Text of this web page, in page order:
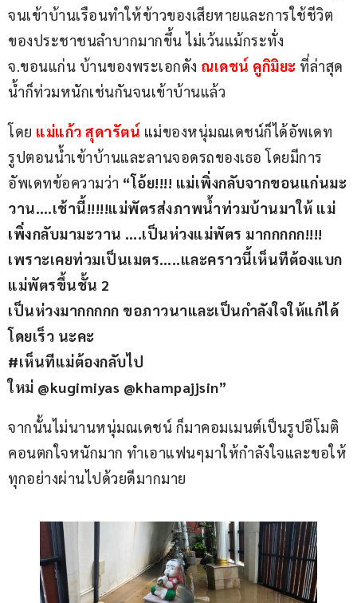
จนเข้าบ้านเรือนทำให้ข้าวของเสียหายและการใช้ชีวิต
ของประชาชนลำบากมากขึ้น ไม่เว้นแม้กระทั่ง
จ.ขอนแก่น บ้านของพระเอกดัง ณเดชน์ คูกิมิยะ ที่ล่าสุด
น้ำก็ท่วมหนักเช่นกันจนเข้าบ้านแล้ว
โดย แม่แก้ว สุดารัตน์ แม่ของหนุ่มณเดชน์ก็ได้อัพเดท
รูปตอนน้ำเข้าบ้านและลานจอดรถของเธอ โดยมีการ
อัพเดทข้อความว่า “โอ้ย!!!! แม่เพิ่งกลับจากขอนแก่นมะ
วาน….เช้านี้!!!!!แม่พัตรส่งภาพน้ำท่วมบ้านมาให้ แม่
เพิ่งกลับมามะวาน ….เป็นห่วงแม่พัตร มากกกกก!!!!
เพราะเคยท่วมเป็นเมตร…..และคราวนี้เห็นทีต้องแบก
แม่พัตรขึ้นชั้น 2
เป็นห่วงมากกกกก ขอภาวนาและเป็นกำลังใจให้แก้ได้
โดยเร็ว นะคะ
#เห็นทีแม่ต้องกลับไป
ใหม่ @kugimiyas @khampajjsin”
จากนั้นไม่นานหนุ่มณเดชน์ ก็มาคอมเมนต์เป็นรูปอีโมติ
คอนตกใจหนักมาก ทำเอาแฟนๆมาให้กำลังใจและขอให้
ทุกอย่างผ่านไปด้วยดีมากมาย